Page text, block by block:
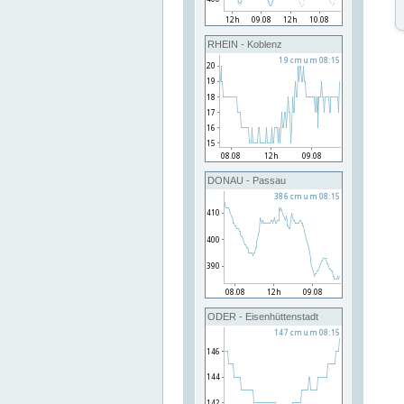
RHEIN - Koblenz
DONAU - Passau
ODER - Eisenhüttenstadt